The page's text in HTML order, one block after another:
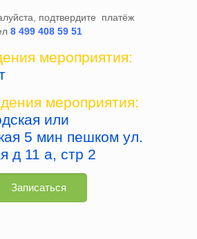
подтвердите платёж
8 499 408 59 51
мероприятия:
мероприятия:
или
5 мин пешком ул.
д 11 а, стр 2
Записаться